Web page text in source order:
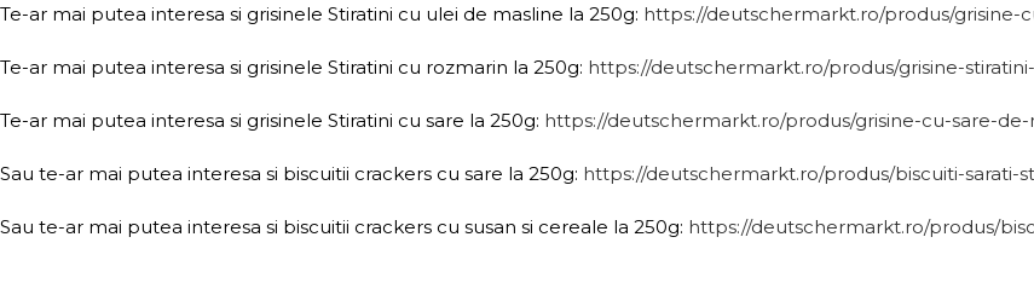
Te-ar mai putea interesa si grisinele Stiratini cu ulei de masline la 250g: https://deutschermarkt.ro/produs/grisine-
Te-ar mai putea interesa si grisinele Stiratini cu rozmarin la 250g: https://deutschermarkt.ro/produs/grisine-
Te-ar mai putea interesa si grisinele Stiratini cu sare la 250g: https://deutschermarkt.ro/produs/grisine-cu-sare-
Sau te-ar mai putea interesa si biscuitii crackers cu sare la 250g: https://deutschermarkt.ro/produs/biscuiti-sarati-
Sau te-ar mai putea interesa si biscuitii crackers cu susan si cereale la 250g: https://deutschermarkt.ro/produs/